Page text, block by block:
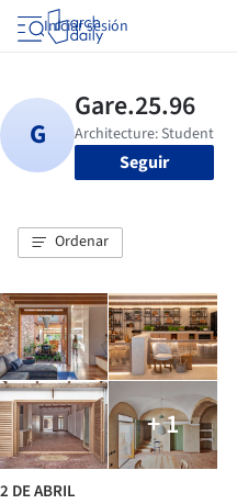
Iniciar sesión
Seguir
Ordenar
+ 1
2 DE ABRIL